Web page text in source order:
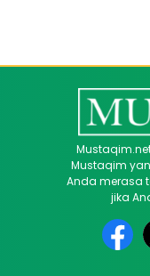
Mustaqim
Anda merasa
jika